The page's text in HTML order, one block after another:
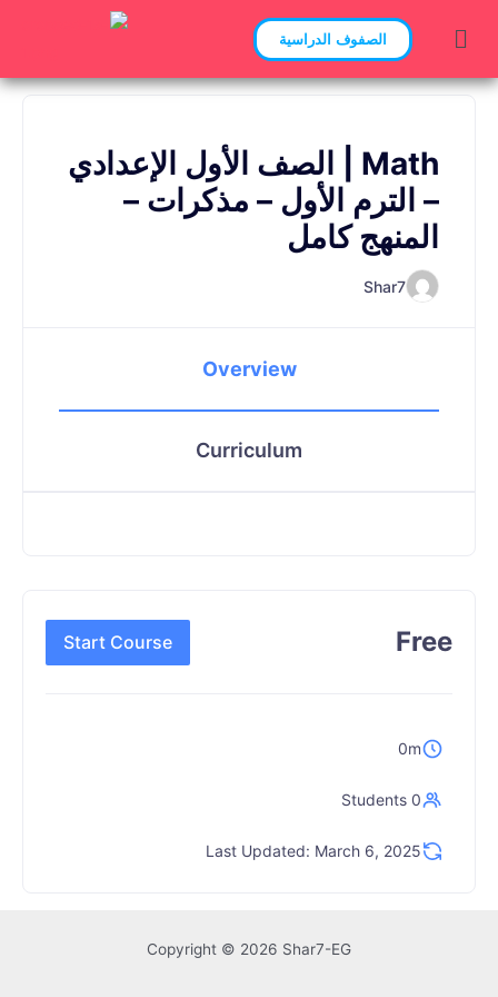
الصفوف الدراسية
Math | الصف الأول الإعدادي
– الترم الأول – مذكرات –
المنهج كامل
Shar7
Overview
Curriculum
Free
Start Course
0m
0 Students
Last Updated: March 6, 2025
Copyright © 2026 Shar7-EG